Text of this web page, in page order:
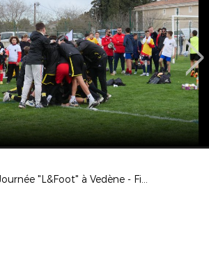
Journée "L&Foot" à Vedène - Finales féminines